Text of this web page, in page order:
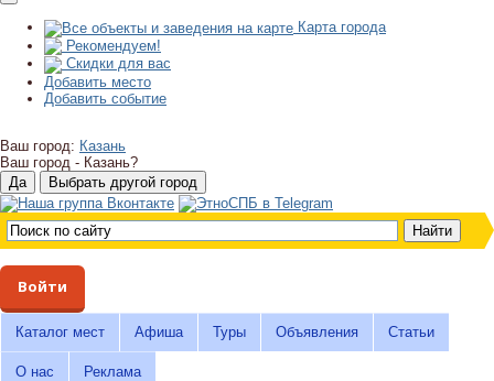
Карта города
Рекомендуем!
Скидки для вас
Добавить место
Добавить событие
Ваш город: Казань
Ваш город - Казань?
Войти
Каталог мест Афиша Туры Объявления Статьи
О нас Реклама